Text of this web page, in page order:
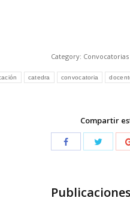
Category:
catedra convocatoria
Compartir